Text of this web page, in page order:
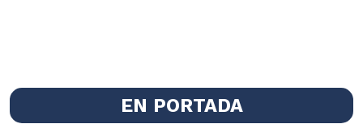
EN PORTADA